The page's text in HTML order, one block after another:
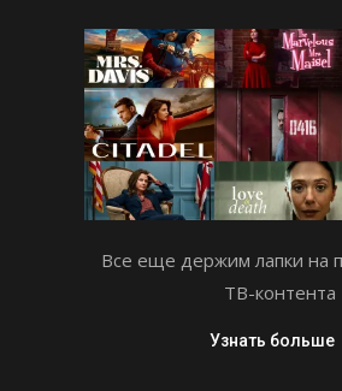
Все еще держим лапки на
ТВ-контента
Узнать больше